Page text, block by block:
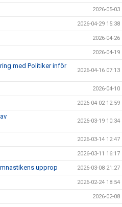
2026-05-03
2026-04-29 15:38
2026-04-26
2026-04-19
med Politiker inför
2026-04-16 07:13
2026-04-10
2026-04-02 12:59
2026-03-19 10:34
2026-03-14 12:47
2026-03-11 16:17
upprop 2026-03-08 21:27
2026-02-24 18:54
2026-02-08